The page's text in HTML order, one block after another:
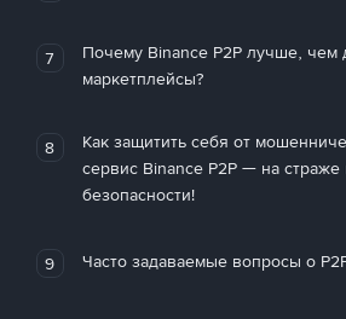
7
Почему Binance P2P лучше, чем
маркетплейсы?
8
Как защитить себя от
сервис Binance P2P — на
безопасности!
9 Часто задаваемые вопросы о